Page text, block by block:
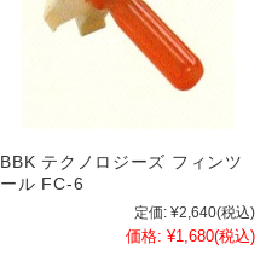
BBK テクノロジーズ フィンツ
ール FC-6
定価: ¥2,640(税込)
価格: ¥1,680(税込)